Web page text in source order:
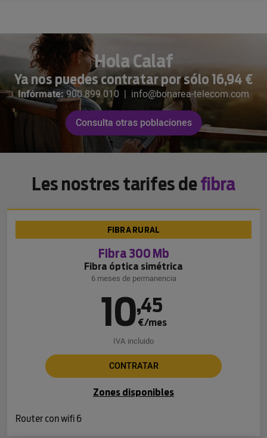
Hola Calaf
Ya nos puedes contratar por sólo 16,94 €
Infórmate:900 899 010 | info@bonarea-telecom.com
Consulta otras poblaciones
Les nostres tarifes defibra
FIBRA RURAL
Fibra 300 Mb
Fibra óptica simétrica
6 meses de permanencia
10,45
€/mes
IVA incluido
CONTRATAR
Zones disponibles
Router con wifi 6